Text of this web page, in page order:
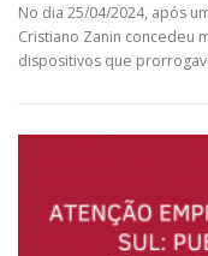
No dia 25/04/2024, após
Cristiano Zanin concedeu
dispositivos que